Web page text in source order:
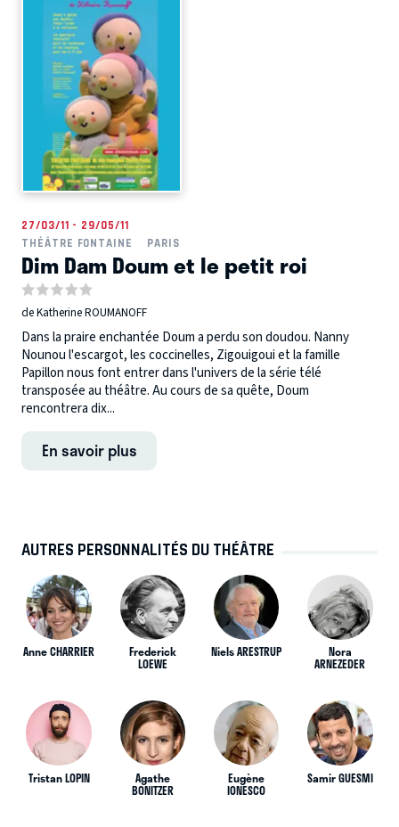
27/03/11 - 29/05/11
THÉÂTRE FONTAINE
PARIS
Dim Dam Doum et le petit roi
de Katherine ROUMANOFF
Dans la praire enchantée Doum a perdu son doudou. Nanny
Nounou l'escargot, les coccinelles, Zigouigoui et la famille
Papillon nous font entrer dans l'univers de la série télé
transposée au théâtre. Au cours de sa quête, Doum
rencontrera dix...
En savoir plus
AUTRES PERSONNALITÉS DU THÉÂTRE
Anne CHARRIER Frederick
LOEWE
Niels ARESTRUP Nora
ARNEZEDER
Tristan LOPIN Agathe
BONITZER
Eugène
IONESCO
Samir GUESMI